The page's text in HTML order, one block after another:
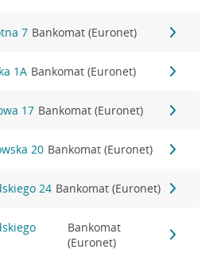
7 Bankomat (Euronet)
1A Bankomat (Euronet)
17 Bankomat (Euronet)
20 Bankomat (Euronet)
24 Bankomat (Euronet)
Bankomat
(Euronet)